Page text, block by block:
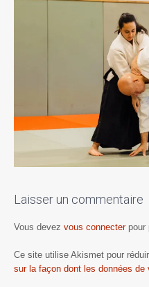
Laisser un commentaire
Vous devez vous connecterpour
Ce site utilise Akismet pour
sur la façon dont les données